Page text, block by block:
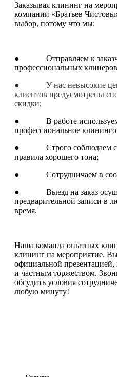
Заказывая клининг на
компании «Братьев
выбор, потому что мы:
● Отправляем к
профессиональных
● У нас невысокие
клиентов предусмотрены
скидки;
● В работе используем
профессиональное
● Строго соблюдаем
правила хорошего тона;
● Сотрудничаем в
● Выезд на заказ
предварительной записи в
время.
Наша команда опытных
клининг на мероприятие.
официальной
и частным торжеством.
обсудить условия
любую минуту!